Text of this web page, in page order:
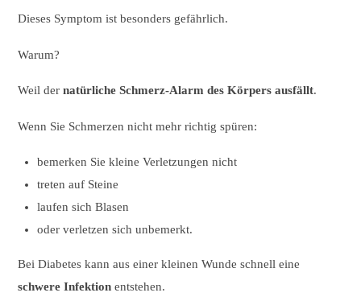
Dieses Symptom ist besonders gefährlich.
Warum?
Weil dernatürliche Schmerz-Alarm des Körpers ausfällt.
Wenn Sie Schmerzen nicht mehr richtig spüren:
bemerken Sie kleine Verletzungen nicht
treten auf Steine
laufen sich Blasen
oder verletzen sich unbemerkt.
Bei Diabetes kann aus einer kleinen Wunde schnell eine
schwere Infektion entstehen.